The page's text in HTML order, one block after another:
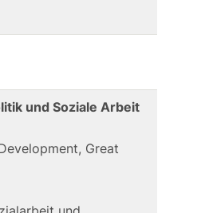
und Soziale Arbeit
Great